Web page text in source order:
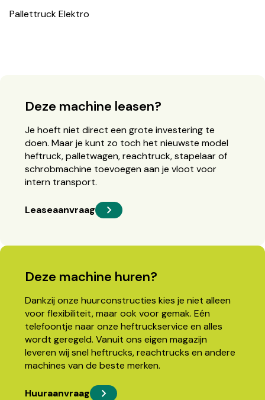
Pallettruck Elektro
Deze machine leasen?
Je hoeft niet direct een grote investering te
doen. Maar je kunt zo toch het nieuwste model
heftruck, palletwagen, reachtruck, stapelaar of
schrobmachine toevoegen aan je vloot voor
intern transport.
Leaseaanvraag
Deze machine huren?
Dankzij onze huurconstructies kies je niet alleen
voor flexibiliteit, maar ook voor gemak. Eén
telefoontje naar onze heftruckservice en alles
wordt geregeld. Vanuit ons eigen magazijn
leveren wij snel heftrucks, reachtrucks en andere
machines van de beste merken.
Huuraanvraag